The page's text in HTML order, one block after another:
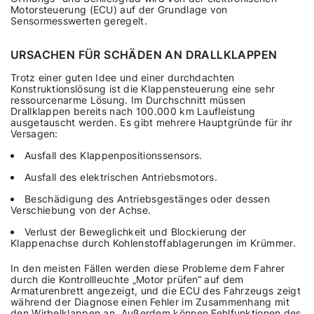
Motorsteuerung (ECU) auf der Grundlage von
Sensormesswerten geregelt.
URSACHEN FÜR SCHÄDEN AN DRALLKLAPPEN
Trotz einer guten Idee und einer durchdachten
Konstruktionslösung ist die Klappensteuerung eine sehr
ressourcenarme Lösung. Im Durchschnitt müssen
Drallklappen bereits nach 100.000 km Laufleistung
ausgetauscht werden. Es gibt mehrere Hauptgründe für ihr
Versagen:
Ausfall des Klappenpositionssensors.
Ausfall des elektrischen Antriebsmotors.
Beschädigung des Antriebsgestänges oder dessen
Verschiebung von der Achse.
Verlust der Beweglichkeit und Blockierung der
Klappenachse durch Kohlenstoffablagerungen im Krümmer.
In den meisten Fällen werden diese Probleme dem Fahrer
durch die Kontrollleuchte „Motor prüfen“ auf dem
Armaturenbrett angezeigt, und die ECU des Fahrzeugs zeigt
während der Diagnose einen Fehler im Zusammenhang mit